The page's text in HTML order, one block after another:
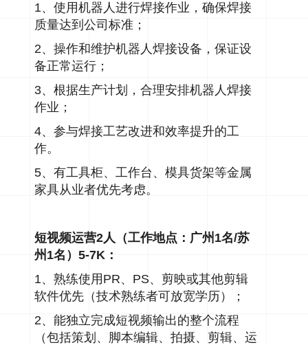
1、使用机器人进行焊接作业，确保焊接
质量达到公司标准；
2、操作和维护机器人焊接设备，保证设
备正常运行；
3、根据生产计划，合理安排机器人焊接
作业；
4、参与焊接工艺改进和效率提升的工
作。
5、 有工具柜、工作台、模具货架等金属
家具从业者优先考虑。
短视频运营2人（工作地点：广州1名/苏
州1名）5-7K：
1、熟练使用PR、PS、剪映或其他剪辑
软件优先（技术熟练者可放宽学历）；
2、能独立完成短视频输出的整个流程
（包括策划、脚本编辑、拍摄、剪辑、运